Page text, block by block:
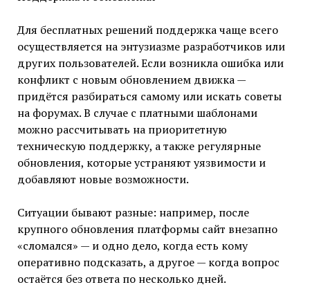
Для бесплатных решений поддержка чаще всего
осуществляется на энтузиазме разработчиков или
других пользователей. Если возникла ошибка или
конфликт с новым обновлением движка —
придётся разбираться самому или искать советы
на форумах. В случае с платными шаблонами
можно рассчитывать на приоритетную
техническую поддержку, а также регулярные
обновления, которые устраняют уязвимости и
добавляют новые возможности.
Ситуации бывают разные: например, после
крупного обновления платформы сайт внезапно
«сломался» — и одно дело, когда есть кому
оперативно подсказать, а другое — когда вопрос
остаётся без ответа по несколько дней.